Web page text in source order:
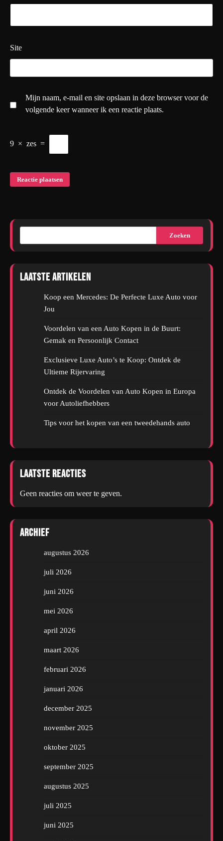
Site
Mijn naam, e-mail en site opslaan in deze browser voor de
volgende keer wanneer ik een reactie plaats.
9 × zes =
Zoeken
Laatste artikelen
Koop een Mercedes: De Perfecte Luxe Auto voor
Jou
Voordelen van een Auto Kopen in de Buurt:
Gemak en Persoonlijk Contact
Exclusieve Luxe Auto’s te Koop: Ontdek de
Ultieme Rijervaring
Ontdek de Voordelen van Auto Kopen in Europa
voor Autoliefhebbers
Tips voor het kopen van een tweedehands auto
Laatste reacties
Geen reacties om weer te geven.
Archief
augustus 2026
juli 2026
juni 2026
mei 2026
april 2026
maart 2026
februari 2026
januari 2026
december 2025
november 2025
oktober 2025
september 2025
augustus 2025
juli 2025
juni 2025